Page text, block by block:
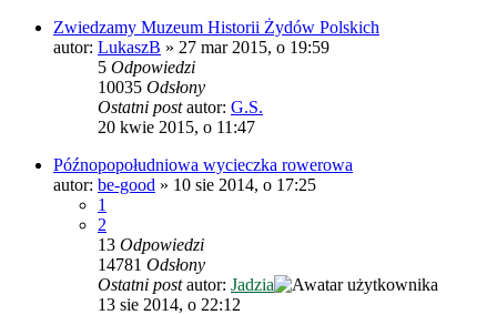
Zwiedzamy Muzeum Historii Żydów Polskich
autor: LukaszB » 27 mar 2015, o 19:59
5 Odpowiedzi
10035 Odsłony
Ostatni postautor: G.S.
20 kwie 2015, o 11:47
Późnopopołudniowa wycieczka rowerowa
autor: be-good » 10 sie 2014, o 17:25
1
2
13 Odpowiedzi
14781 Odsłony
Ostatni postautor: Jadzia
13 sie 2014, o 22:12